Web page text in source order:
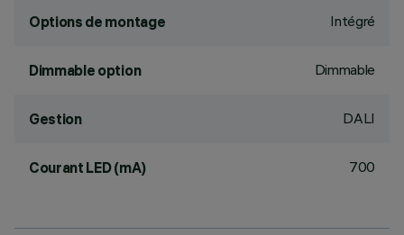
Options de montage Intégré
Dimmable option Dimmable
Gestion DALI
Courant LED (mA) 700